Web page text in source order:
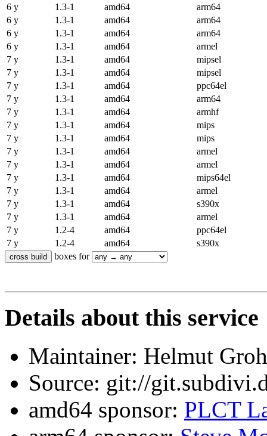
6 y
1.3-1 amd64
arm64
6 y
1.3-1 amd64
arm64
6 y
1.3-1 amd64
arm64
6 y
1.3-1 amd64
armel
7 y
1.3-1 amd64
mipsel
7 y
1.3-1 amd64
mipsel
7 y
1.3-1 amd64
ppc64el
7 y
1.3-1 amd64
arm64
7 y
1.3-1 amd64
armhf
7 y
1.3-1 amd64
mips
7 y
1.3-1 amd64
mips
7 y
1.3-1 amd64
armel
7 y
1.3-1 amd64
armel
7 y
1.3-1 amd64
mips64el
7 y
1.3-1 amd64
armel
7 y
1.3-1 amd64
s390x
7 y
1.3-1 amd64
armel
7 y
1.2-4 amd64
ppc64el
7 y
1.2-4 amd64
s390x
boxes for
Details about this service
Maintainer: Helmut
Source: git://
amd64 sponsor: PLCT